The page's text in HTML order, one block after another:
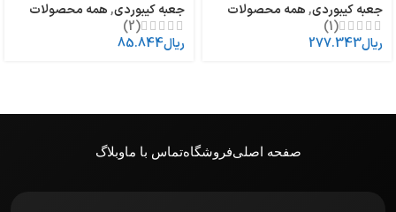
جعبه کیبوردی,همه محصولات
(1)
ریال277.343
جعبه کیبوردی,همه محصولات
(2)
ریال85.844
صفحه اصلیفروشگاهتماس با ماوبلاگ